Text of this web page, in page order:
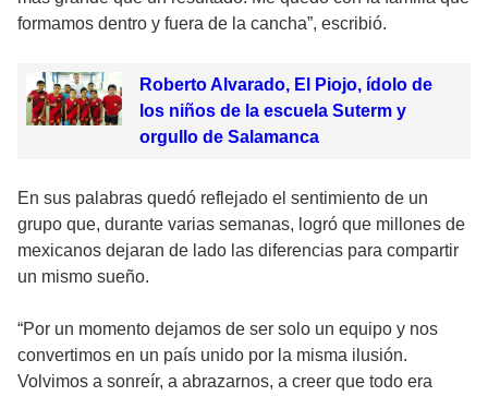
formamos dentro y fuera de la cancha”, escribió.
Roberto Alvarado, El Piojo, ídolo de
los niños de la escuela Suterm y
orgullo de Salamanca
En sus palabras quedó reflejado el sentimiento de un
grupo que, durante varias semanas, logró que millones de
mexicanos dejaran de lado las diferencias para compartir
un mismo sueño.
“Por un momento dejamos de ser solo un equipo y nos
convertimos en un país unido por la misma ilusión.
Volvimos a sonreír, a abrazarnos, a creer que todo era